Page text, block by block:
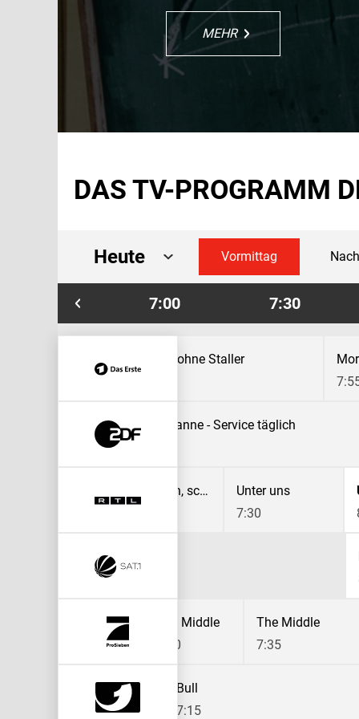
MEHR
MEHR
MEHR
MEHR
MEHR
MEHR
DAS TV-PROGRAMM
Heute Vormittag
7:00 7:30
Hubert ohne Staller
Volle Kanne - Service täglich
Gute Zeiten, schlechte Zeiten
Unter uns
7:30
How I Met Your Mother
The Middle
7:10
The Middle
7:35
Bull
7:15